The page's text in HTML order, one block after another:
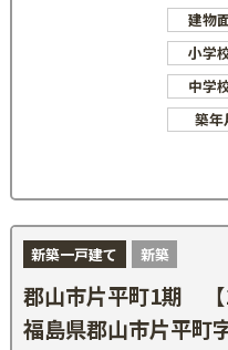
建物
小学
中学
築年
新築一戸建て 新築
郡山市片平町1期
福島県郡山市片平町